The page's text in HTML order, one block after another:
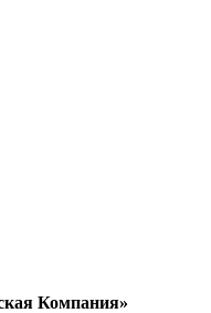
Компания»